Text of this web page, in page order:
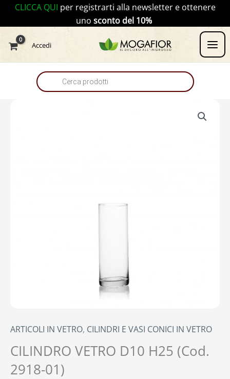
contenuto
CLICCA QUI per registrarti alla newsletter e ottenere
uno sconto del 10%
Accedi
Products
search
ARTICOLI IN VETRO, CILINDRI E VASI CONICI IN VETRO
CILINDRO VETRO D10 H25 (Cod.
2918-01)